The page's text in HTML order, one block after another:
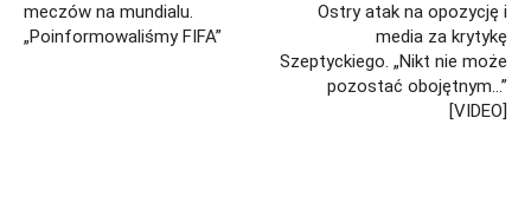
meczów na mundialu.
„Poinformowaliśmy FIFA”
Ostry atak na opozycję i
media za krytykę
Szeptyckiego. „Nikt nie może
pozostać obojętnym…”
[VIDEO]